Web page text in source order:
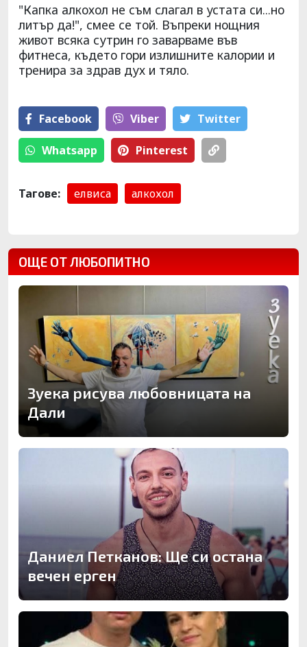
"Капка алкохол не съм слагал в устата си...но
литър да!", смее се той. Въпреки нощния
живот всяка сутрин го заварваме във
фитнеса, където гори излишните калории и
тренира за здрав дух и тяло.
Facebook Viber Тwitter
Whatsapp Pinterest
Тагове: елвиса алкохол
ОЩЕ ОТ ЛЮБОПИТНО
Зуека рисува любовницата на
Дали
Даниел Петканов: Ще си остана
вечен ерген